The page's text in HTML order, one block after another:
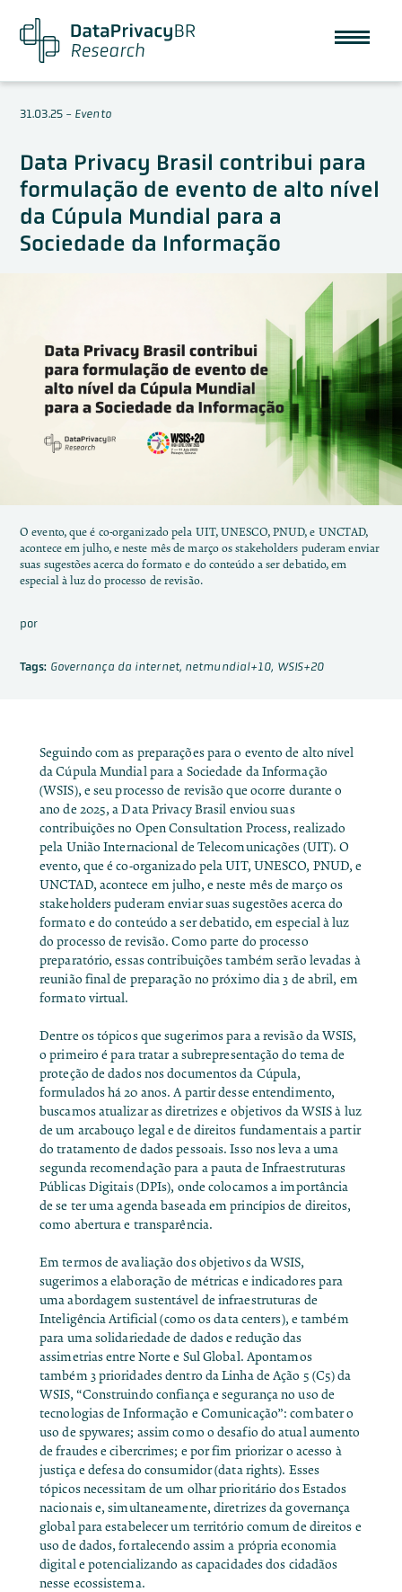
31.03.25- Evento
Data Privacy Brasil contribui para
formulação de evento de alto nível
da Cúpula Mundial para a
Sociedade da Informação
O evento, que é co-organizado pela UIT, UNESCO, PNUD, e UNCTAD,
acontece em julho, e neste mês de março os stakeholders puderam enviar
suas sugestões acerca do formato e do conteúdo a ser debatido, em
especial à luz do processo de revisão.
por
Tags: Governança da internet, netmundial+10, WSIS+20
Seguindo com as preparações para o evento de alto nível
da Cúpula Mundial para a Sociedade da Informação
(WSIS), e seu processo de revisão que ocorre durante o
ano de 2025, a Data Privacy Brasil enviou suas
contribuições no Open Consultation Process, realizado
pela União Internacional de Telecomunicações (UIT). O
evento, que é co-organizado pela UIT, UNESCO, PNUD, e
UNCTAD, acontece em julho, e neste mês de março os
stakeholders puderam enviar suas sugestões acerca do
formato e do conteúdo a ser debatido, em especial à luz
do processo de revisão. Como parte do processo
preparatório, essas contribuições também serão levadas à
reunião final de preparação no próximo dia 3 de abril, em
formato virtual.
Dentre os tópicos que sugerimos para a revisão da WSIS,
o primeiro é para tratar a subrepresentação do tema de
proteção de dados nos documentos da Cúpula,
formulados há 20 anos. A partir desse entendimento,
buscamos atualizar as diretrizes e objetivos da WSIS à luz
de um arcabouço legal e de direitos fundamentais a partir
do tratamento de dados pessoais. Isso nos leva a uma
segunda recomendação para a pauta de Infraestruturas
Públicas Digitais (DPIs), onde colocamos a importância
de se ter uma agenda baseada em princípios de direitos,
como abertura e transparência.
Em termos de avaliação dos objetivos da WSIS,
sugerimos a elaboração de métricas e indicadores para
uma abordagem sustentável de infraestruturas de
Inteligência Artificial (como os data centers), e também
para uma solidariedade de dados e redução das
assimetrias entre Norte e Sul Global. Apontamos
também 3 prioridades dentro da Linha de Ação 5 (C5) da
WSIS, “Construindo confiança e segurança no uso de
tecnologias de Informação e Comunicação”: combater o
uso de spywares; assim como o desafio do atual aumento
de fraudes e cibercrimes; e por fim priorizar o acesso à
justiça e defesa do consumidor (data rights). Esses
tópicos necessitam de um olhar prioritário dos Estados
nacionais e, simultaneamente, diretrizes da governança
global para estabelecer um território comum de direitos e
uso de dados, fortalecendo assim a própria economia
digital e potencializando as capacidades dos cidadãos
nesse ecossistema.